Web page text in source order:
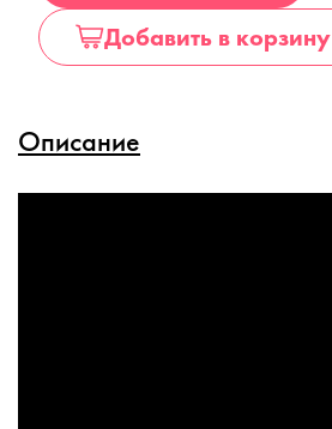
Добавить в корзину
Описание